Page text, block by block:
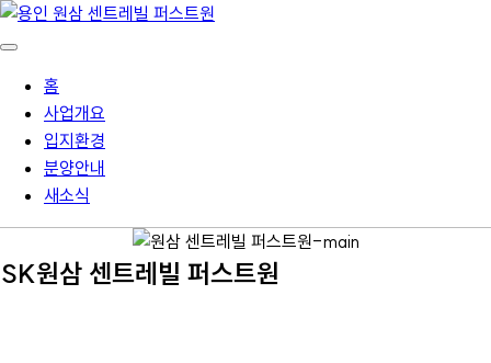
홈
사업개요
입지환경
분양안내
새소식
SK원삼 센트레빌 퍼스트원